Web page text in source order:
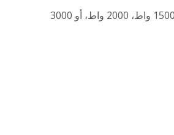
: اختر من بين مجموعة من القوى - 100 واط، 200 واط، 300 واط، 500 واط، 1000 واط، 1500 واط، 2000 واط، أو 3000